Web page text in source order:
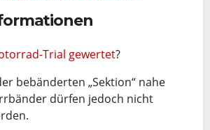
Trial gewertet?
bebänderten „Sektion“ nahe
dürfen jedoch nicht